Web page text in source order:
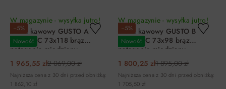
−5%
Nowość
W magazynie - wysyłka jutro!
Stolik kawowy GUSTO A
CERAMIC 73x118 brąz
patagonia miedziany
1 965,55 zł2 069,00 zł
Najniższa cena z 30 dni przed obniżką:
1 862,10 zł
−5%
Nowość
W magazynie - wysyłka jutro!
Stolik kawowy GUSTO B
CERAMIC 73x98 brąz
patagonia miedziany
1 800,25 zł1 895,00 zł
Najniższa cena z 30 dni przed obniżką:
1 705,50 zł